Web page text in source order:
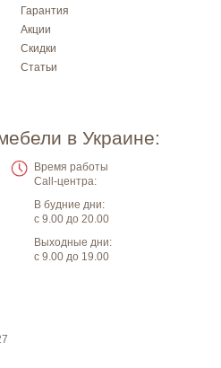
Гарантия
Акции
Скидки
Статьи
в Украине:
Время работы
Call-центра:
В будние дни:
с 9.00 до 20.00
Выходные дни:
с 9.00 до 19.00